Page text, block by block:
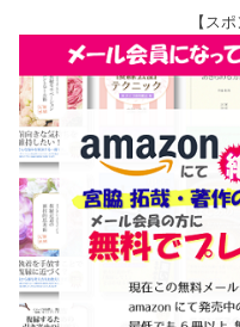
【ス